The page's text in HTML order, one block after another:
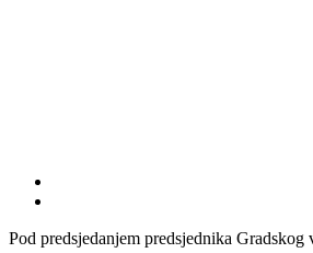
Pod predsjedanjem predsjednika